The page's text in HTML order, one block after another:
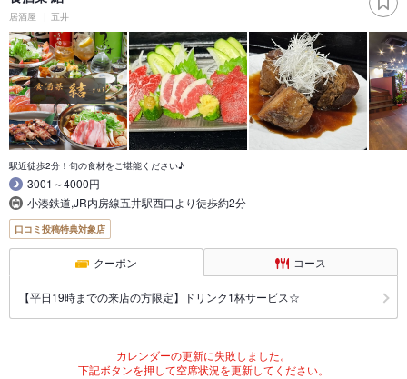
居酒屋 五井
駅近徒歩2分！旬の食材をご堪能ください♪
3001～4000円
小湊鉄道,JR内房線五井駅西口より徒歩約2分
口コミ投稿特典対象店
クーポン コース
【平日19時までの来店の方限定】ドリンク1杯サービス☆
カレンダーの更新に失敗しました。
下記ボタンを押して空席状況を更新してください。